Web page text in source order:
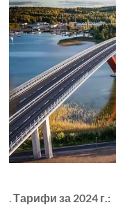
.Тарифи за 2024 г.: